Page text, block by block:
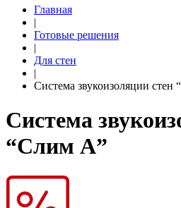
Главная
|
Готовые решения
|
Для стен
|
Система звукоизоляции стен
Система
“Слим А”